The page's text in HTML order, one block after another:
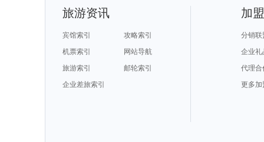
旅游资讯
宾馆索引
攻略索引
机票索引
网站导航
旅游索引
邮轮索引
企业差旅索引
加
分销联
企业礼
代理合
更多加